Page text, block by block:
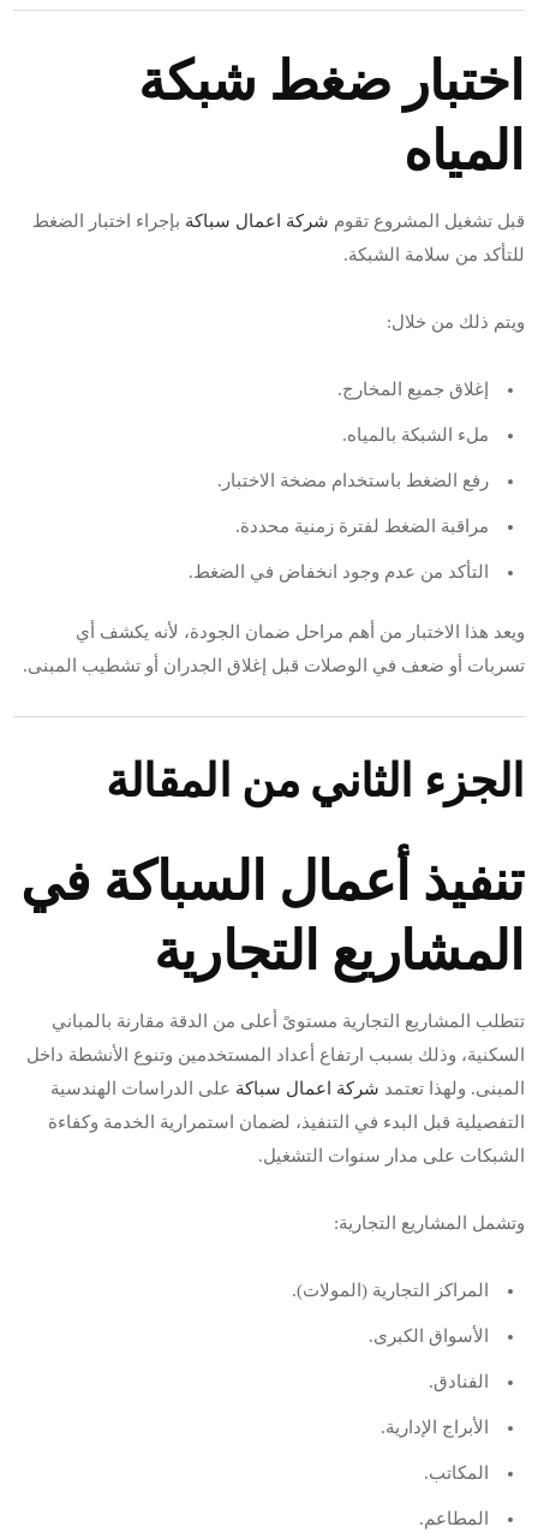
اختبار ضغط شبكة
المياه
قبل تشغيل المشروع تقوم شركة اعمال سباكة بإجراء اختبار الضغط
للتأكد من سلامة الشبكة.
ويتم ذلك من خلال:
إغلاق جميع المخارج.
ملء الشبكة بالمياه.
رفع الضغط باستخدام مضخة الاختبار.
مراقبة الضغط لفترة زمنية محددة.
التأكد من عدم وجود انخفاض في الضغط.
ويعد هذا الاختبار من أهم مراحل ضمان الجودة، لأنه يكشف أي
تسربات أو ضعف في الوصلات قبل إغلاق الجدران أو تشطيب المبنى.
الجزء الثاني من المقالة
تنفيذ أعمال السباكة في
المشاريع التجارية
تتطلب المشاريع التجارية مستوىً أعلى من الدقة مقارنة بالمباني
السكنية، وذلك بسبب ارتفاع أعداد المستخدمين وتنوع الأنشطة داخل
المبنى. ولهذا تعتمد شركة اعمال سباكة على الدراسات الهندسية
التفصيلية قبل البدء في التنفيذ، لضمان استمرارية الخدمة وكفاءة
الشبكات على مدار سنوات التشغيل.
وتشمل المشاريع التجارية:
المراكز التجارية (المولات).
الأسواق الكبرى.
الفنادق.
الأبراج الإدارية.
المكاتب.
المطاعم.